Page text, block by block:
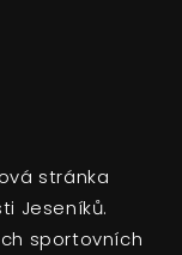
stránka
Jeseníků.
sportovních